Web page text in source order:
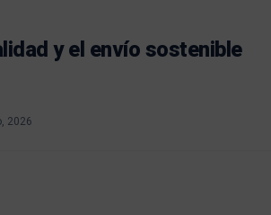
y el envío sostenible
2026